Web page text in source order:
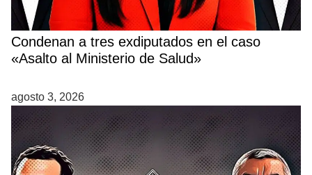
Condenan a tres exdiputados en el caso
«Asalto al Ministerio de Salud»
agosto 3, 2026